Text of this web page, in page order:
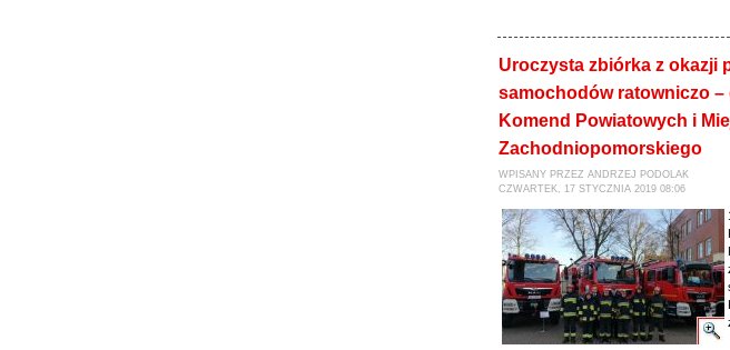
Uroczysta zbiórka z okazji
samochodów ratowniczo
Komend Powiatowych i
Zachodniopomorskiego
WPISANY PRZEZ ANDRZEJ PODOLAK
CZWARTEK, 17 STYCZNIA 2019 08:06